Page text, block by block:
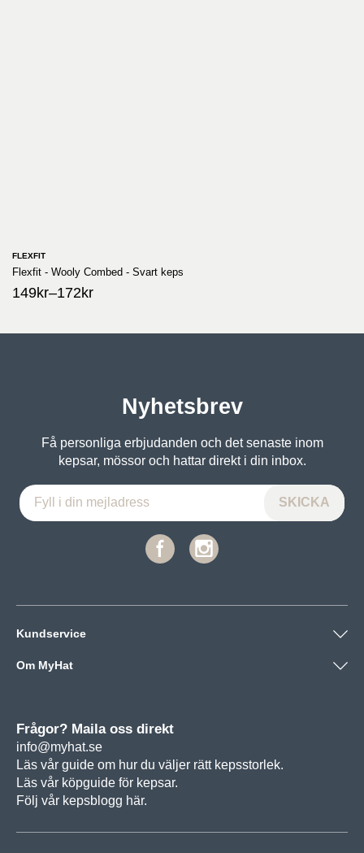
FLEXFIT
Flexfit - Wooly Combed - Svart keps
149kr–172kr
Nyhetsbrev
Få personliga erbjudanden och det senaste inom
kepsar, mössor och hattar direkt i din inbox.
Kundservice
Om MyHat
Frågor? Maila oss direkt
info@myhat.se
Läs vår guide om hur du väljer rätt kepsstorlek.
Läs vår köpguide för kepsar.
Följ vår kepsblogg här.